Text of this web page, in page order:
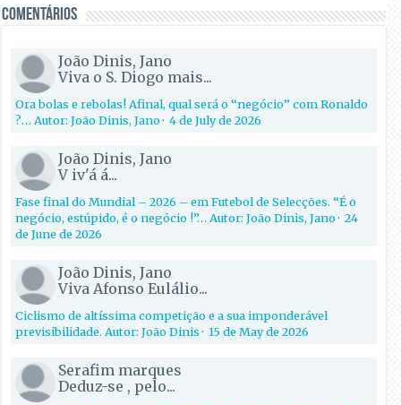
Comentários
João Dinis, Jano
Viva o S. Diogo mais...
Ora bolas e rebolas! Afinal, qual será o “negócio” com Ronaldo
?… Autor: João Dinis, Jano·4 de July de 2026
João Dinis, Jano
V iv'á á...
Fase final do Mundial – 2026 – em Futebol de Selecções. “É o
negócio, estúpido, é o negócio !”… Autor: João Dinis, Jano·24
de June de 2026
João Dinis, Jano
Viva Afonso Eulálio...
Ciclismo de altíssima competição e a sua imponderável
previsibilidade. Autor: João Dinis·15 de May de 2026
Serafim marques
Deduz-se , pelo...